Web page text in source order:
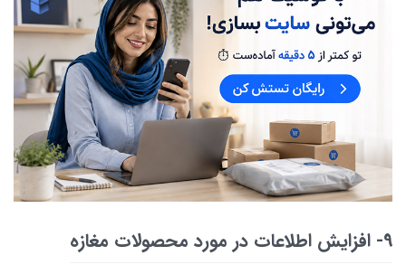
9- افزایش اطلاعات در مورد محصولات مغازه